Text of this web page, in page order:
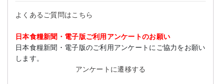
よくあるご質問はこちら
日本食糧新聞・電子版ご利用アンケートのお願い
日本食糧新聞・電子版のご利用アンケートにご協力をお願い
します。
アンケートに遷移する